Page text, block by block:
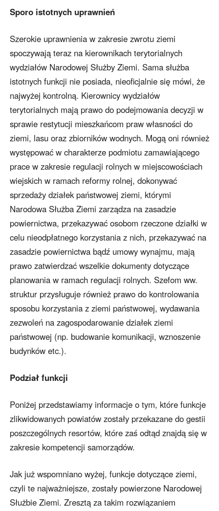
Sporo istotnych uprawnień
Szerokie uprawnienia w zakresie zwrotu ziemi
spoczywają teraz na kierownikach terytorialnych
wydziałów Narodowej Służby Ziemi. Sama służba
istotnych funkcji nie posiada, nieoficjalnie się mówi, że
najwyżej kontrolną. Kierownicy wydziałów
terytorialnych mają prawo do podejmowania decyzji w
sprawie restytucji mieszkańcom praw własności do
ziemi, lasu oraz zbiorników wodnych. Mogą oni również
występować w charakterze podmiotu zamawiającego
prace w zakresie regulacji rolnych w miejscowościach
wiejskich w ramach reformy rolnej, dokonywać
sprzedaży działek państwowej ziemi, którymi
Narodowa Służba Ziemi zarządza na zasadzie
powiernictwa, przekazywać osobom rzeczone działki w
celu nieodpłatnego korzystania z nich, przekazywać na
zasadzie powiernictwa bądź umowy wynajmu, mają
prawo zatwierdzać wszelkie dokumenty dotyczące
planowania w ramach regulacji rolnych. Szefom ww.
struktur przysługuje również prawo do kontrolowania
sposobu korzystania z ziemi państwowej, wydawania
zezwoleń na zagospodarowanie działek ziemi
państwowej (np. budowanie komunikacji, wznoszenie
budynków etc.).
Podział funkcji
Poniżej przedstawiamy informacje o tym, które funkcje
zlikwidowanych powiatów zostały przekazane do gestii
poszczególnych resortów, które zaś odtąd znajdą się w
zakresie kompetencji samorządów.
Jak już wspomniano wyżej, funkcje dotyczące ziemi,
czyli te najważniejsze, zostały powierzone Narodowej
Służbie Ziemi. Zresztą za takim rozwiązaniem